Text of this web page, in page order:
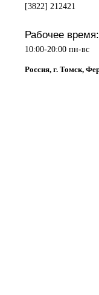
[3822] 212421
Рабочее время:
10:00-20:00 пн-вс
Россия, г. Томск,